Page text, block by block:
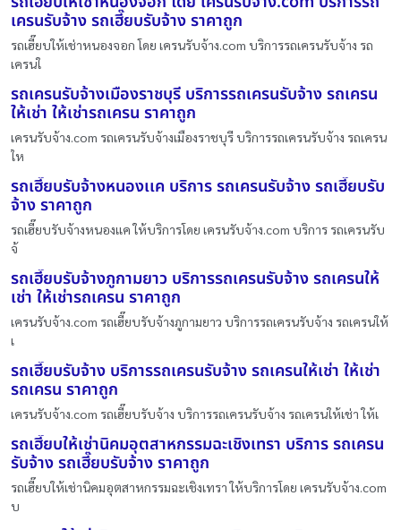
เครนรับจ้าง รถเฮี๊ยบรับจ้าง ราคาถูก
รถเฮี๊ยบให้เช่าหนองจอก โดย เครนรับจ้าง.com บริการรถเครนรับจ้าง รถ
เครนใ
รถเครนรับจ้างเมืองราชบุรี บริการรถเครนรับจ้าง รถเครน
ให้เช่า ให้เช่ารถเครน ราคาถูก
เครนรับจ้าง.com รถเครนรับจ้างเมืองราชบุรี บริการรถเครนรับจ้าง รถเครน
ให
รถเฮี๊ยบรับจ้างหนองเเค บริการ รถเครนรับจ้าง รถเฮี๊ยบรับ
จ้าง ราคาถูก
รถเฮี๊ยบรับจ้างหนองเเค ให้บริการโดย เครนรับจ้าง.com บริการ รถเครนรับ
จ้
รถเฮี๊ยบรับจ้างภูกามยาว บริการรถเครนรับจ้าง รถเครนให้
เช่า ให้เช่ารถเครน ราคาถูก
เครนรับจ้าง.com รถเฮี๊ยบรับจ้างภูกามยาว บริการรถเครนรับจ้าง รถเครนให้
เ
รถเฮี๊ยบรับจ้าง บริการรถเครนรับจ้าง รถเครนให้เช่า ให้เช่า
รถเครน ราคาถูก
เครนรับจ้าง.com รถเฮี๊ยบรับจ้าง บริการรถเครนรับจ้าง รถเครนให้เช่า ให้เ
รถเฮี๊ยบให้เช่านิคมอุตสาหกรรมฉะเชิงเทรา บริการ รถเครน
รับจ้าง รถเฮี๊ยบรับจ้าง ราคาถูก
รถเฮี๊ยบให้เช่านิคมอุตสาหกรรมฉะเชิงเทรา ให้บริการโดย เครนรับจ้าง.com
บ